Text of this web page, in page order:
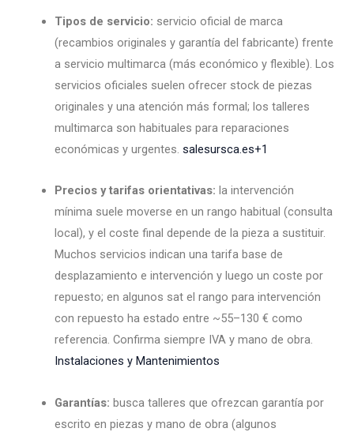
Tipos de servicio: servicio oficial de marca
(recambios originales y garantía del fabricante) frente
a servicio multimarca (más económico y flexible). Los
servicios oficiales suelen ofrecer stock de piezas
originales y una atención más formal; los talleres
multimarca son habituales para reparaciones
económicas y urgentes. salesursca.es+1
Precios y tarifas orientativas: la intervención
mínima suele moverse en un rango habitual (consulta
local), y el coste final depende de la pieza a sustituir.
Muchos servicios indican una tarifa base de
desplazamiento e intervención y luego un coste por
repuesto; en algunos sat el rango para intervención
con repuesto ha estado entre ~55–130 € como
referencia. Confirma siempre IVA y mano de obra.
Instalaciones y Mantenimientos
Garantías: busca talleres que ofrezcan garantía por
escrito en piezas y mano de obra (algunos